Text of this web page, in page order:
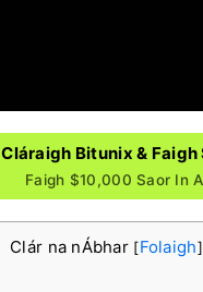
Cláraigh Bitunix &
Faigh $10,000 Saor In
Clár na nÁbhar [Folaigh]